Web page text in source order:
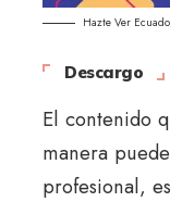
Hazte Ver
Descargo
El contenido
manera
profesional,